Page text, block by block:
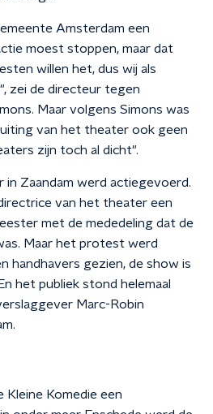
Amsterdam een
moest stoppen, maar dat
willen het, dus wij als
zei de directeur tegen
Maar volgens Simons was
van het theater ook geen
zijn toch al dicht".
Zaandam werd actiegevoerd.
van het theater een
met de mededeling dat de
Maar het protest werd
handhavers gezien, de show is
het publiek stond helemaal
Marc-Robin
Kleine Komedie een